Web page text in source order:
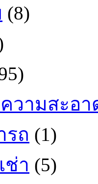
(8)
วามสะอา
รถ (1)
ช่า (5)